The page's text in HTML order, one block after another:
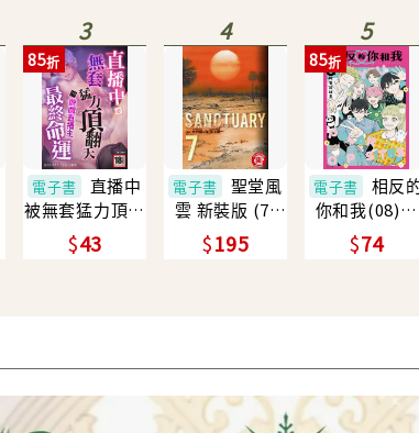
3
電子書
直播中
被無套猛力頂翻
天的遊戲直播主
最終命運(全)
85
43
4
電子書
聖堂風
雲 新裝版 (7)
(電子書)
195
5
電子書
相反
你和我(08)完
(電子書)
85
74